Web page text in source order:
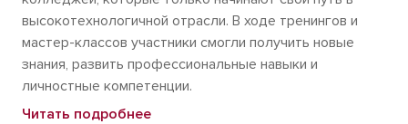
высокотехнологичной отрасли. В ходе тренингов и
мастер-классов участники смогли получить новые
знания, развить профессиональные навыки и
личностные компетенции.
Читать подробнее